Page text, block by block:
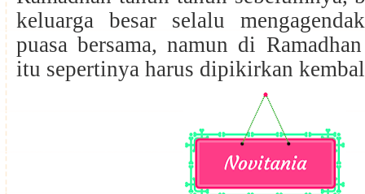
keluarga besar selalu
puasa bersama, namun di
itu sepertinya harus dipikirkan